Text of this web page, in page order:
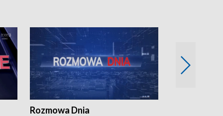
Rozmowa Dnia